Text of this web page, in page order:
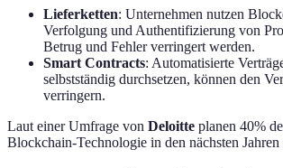
Lieferketten: Unternehmen nutzen
Verfolgung und Authentifizierung von
Betrug und Fehler verringert werden.
Smart Contracts: Automatisierte
selbstständig durchsetzen, können den
verringern.
Laut einer Umfrage von Deloitte planen 40%
Blockchain-Technologie in den nächsten